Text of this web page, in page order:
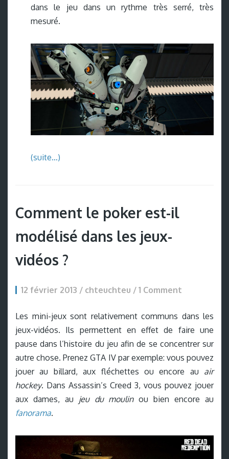
dans le jeu dans un rythme très serré, très
mesuré.
(suite…)
Comment le poker est-il
modélisé dans les jeux-
vidéos ?
12 février 2013 / chteuchteu / 1 Comment
Les mini-jeux sont relativement communs dans les
jeux-vidéos. Ils permettent en effet de faire une
pause dans l’histoire du jeu afin de se concentrer sur
autre chose. Prenez GTA IV par exemple: vous pouvez
jouer au billard, aux fléchettes ou encore au air
hockey. Dans Assassin’s Creed 3, vous pouvez jouer
aux dames, au jeu du moulinou bien encore au
fanorama.